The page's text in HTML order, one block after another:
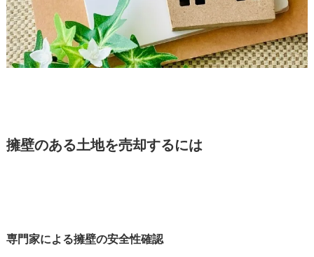
擁壁のある土地を売却するには
専門家による擁壁の安全性確認